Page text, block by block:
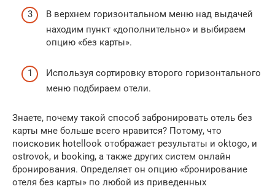
В верхнем горизонтальном меню над выдачей
находим пункт «дополнительно» и выбираем
опцию «без карты».
Используя сортировку второго горизонтального
меню подбираем отели.
Знаете, почему такой способ забронировать отель без
карты мне больше всего нравится? Потому, что
поисковик hotellook отображает результаты и oktogo, и
ostrovok, и booking, а также других систем онлайн
бронирования. Определяет он опцию «бронирование
отеля без карты» по любой из приведенных